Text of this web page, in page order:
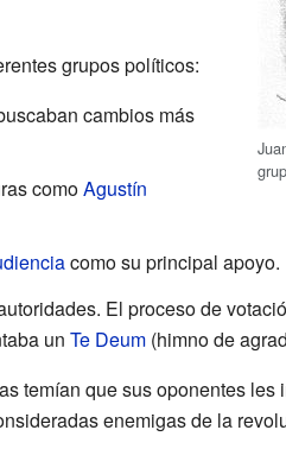
grupos políticos:
cambios más
comoAgustín
como su principal apoyo.
El proceso de
un Te Deum(himno de
temían que sus oponentes les
enemigas de la